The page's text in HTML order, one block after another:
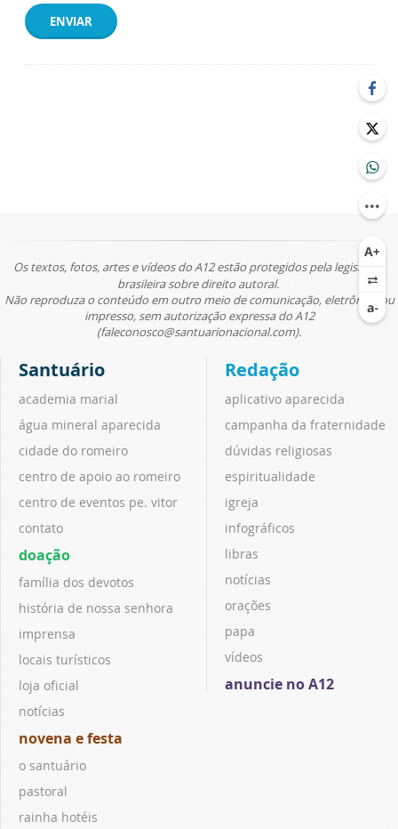
ENVIAR
Os textos, fotos, artes e vídeos do A12 estão protegidos pela legislação
brasileira sobre direito autoral.
Não reproduza o conteúdo em outro meio de comunicação, eletrônico ou
impresso, sem autorização expressa do A12
(faleconosco@santuarionacional.com).
Santuário
academia marial
água mineral aparecida
cidade do romeiro
centro de apoio ao romeiro
centro de eventos pe. vitor
contato
doação
família dos devotos
história de nossa senhora
imprensa
locais turísticos
loja oficial
notícias
novena e festa
o santuário
pastoral
rainha hotéis
Redação
aplicativo aparecida
campanha da fraternidade
dúvidas religiosas
espiritualidade
igreja
infográficos
libras
notícias
orações
papa
vídeos
anuncie no A12